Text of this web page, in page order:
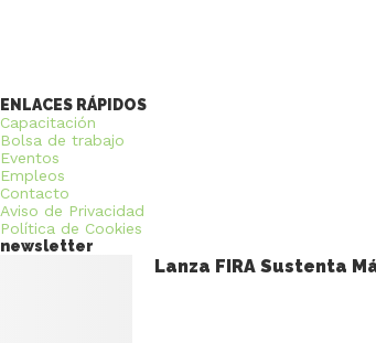
ENLACES RÁPIDOS
Capacitación
Bolsa de trabajo
Eventos
Empleos
Contacto
Aviso de Privacidad
Política de Cookies
newsletter
Lanza FIRA Sustenta